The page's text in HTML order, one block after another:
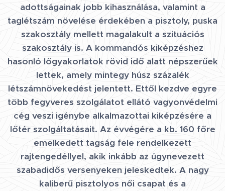
adottságainak jobb kihasználása, valamint a
taglétszám növelése érdekében a pisztoly, puska
szakosztály mellett magalakult a szituációs
szakosztály is. A kommandós kiképzéshez
hasonló lőgyakorlatok rövid idő alatt népszerűek
lettek, amely mintegy húsz százalék
létszámnövekedést jelentett. Ettől kezdve egyre
több fegyveres szolgálatot ellátó vagyonvédelmi
cég veszi igénybe alkalmazottai kiképzésére a
lőtér szolgáltatásait. Az évvégére a kb. 160 főre
emelkedett tagság fele rendelkezett
rajtengedéllyel, akik inkább az úgynevezett
szabadidős versenyeken jeleskedtek. A nagy
kaliberű pisztolyos női csapat és a